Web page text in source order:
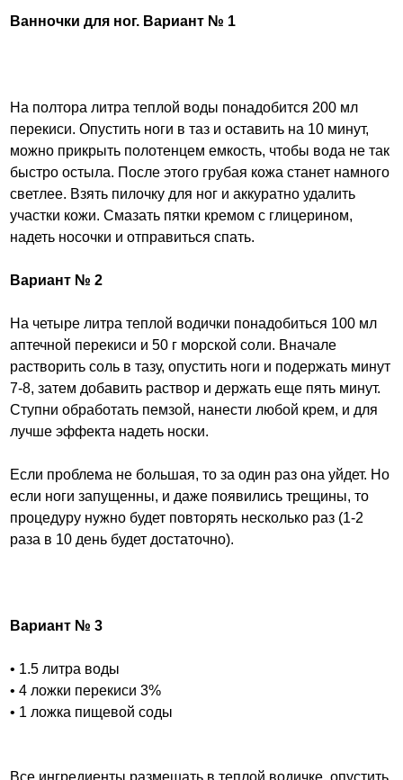
Ванночки для ног. Вариант № 1
На полтора литра теплой воды понадобится 200 мл
перекиси. Опустить ноги в таз и оставить на 10 минут,
можно прикрыть полотенцем емкость, чтобы вода не так
быстро остыла. После этого грубая кожа станет намного
светлее. Взять пилочку для ног и аккуратно удалить
участки кожи. Смазать пятки кремом с глицерином,
надеть носочки и отправиться спать.
Вариант № 2
На четыре литра теплой водички понадобиться 100 мл
аптечной перекиси и 50 г морской соли. Вначале
растворить соль в тазу, опустить ноги и подержать минут
7-8, затем добавить раствор и держать еще пять минут.
Ступни обработать пемзой, нанести любой крем, и для
лучше эффекта надеть носки.
Если проблема не большая, то за один раз она уйдет. Но
если ноги запущенны, и даже появились трещины, то
процедуру нужно будет повторять несколько раз (1-2
раза в 10 день будет достаточно).
Вариант № 3
• 1.5 литра воды
• 4 ложки перекиси 3%
• 1 ложка пищевой соды